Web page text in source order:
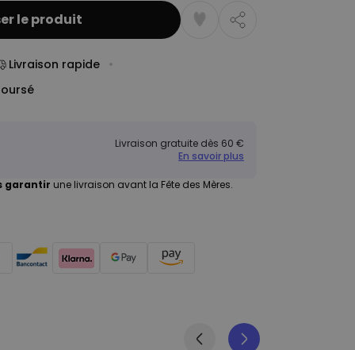
le produit
Livraison rapide
Livraison gratuite dès 60 €
En savoir plus
garantir une livraison avant la Fête des Mères.